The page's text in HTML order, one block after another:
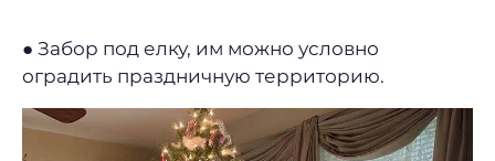
● Забор под елку, им можно условно
оградить праздничную территорию.